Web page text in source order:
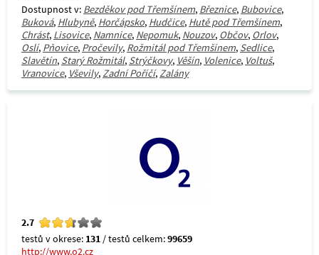
Dostupnost v: Bezděkov pod Třemšínem, Březnice, Bubovice,
Buková, Hlubyně, Horčápsko, Hudčice, Hutě pod Třemšínem,
Chrást, Lisovice, Namnice, Nepomuk, Nouzov, Občov, Orlov,
Oslí, Pňovice, Pročevily, Rožmitál pod Třemšínem, Sedlice,
Slavětín, Starý Rožmitál, Strýčkovy, Věšín, Volenice, Voltuš,
Vranovice, Vševily,Zadní Poříčí,Zalány
2.7
testů v okrese: 131 / testů celkem:99659
http://www.o2.cz